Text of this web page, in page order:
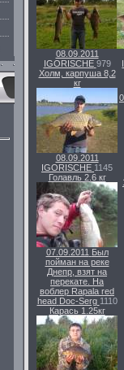
08.09.2011
IGORISCHE 979
Холм, карпуша 8,2
кг
08.09.2011
IGORISCHE 1145
Голавль 2.6 кг
07.09.2011 Был
пойман на реке
Днепр, взят на
перекате. На
воблер Rapala red
head Doc-Serg 1110
Карась 1.25кг